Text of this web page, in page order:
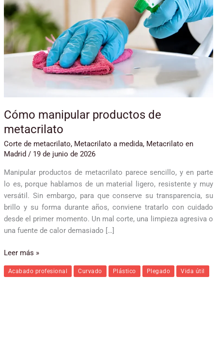
Cómo manipular productos de
metacrilato
Corte de metacrilato, Metacrilato a medida, Metacrilato en
Madrid / 19 de junio de 2026
Manipular productos de metacrilato parece sencillo, y en parte
lo es, porque hablamos de un material ligero, resistente y muy
versátil. Sin embargo, para que conserve su transparencia, su
brillo y su forma durante años, conviene tratarlo con cuidado
desde el primer momento. Un mal corte, una limpieza agresiva o
una fuente de calor demasiado […]
Leer más »
Acabado profesional Curvado Plástico Plegado Vida útil